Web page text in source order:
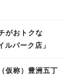
がおトクな
ルパーク店」
仮称）豊洲五丁